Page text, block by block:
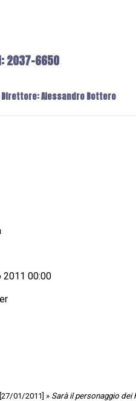
2037-6650
Direttore: Alessandro Bottero
2011 00:00
[27/01/2011] » Sarà il personaggio